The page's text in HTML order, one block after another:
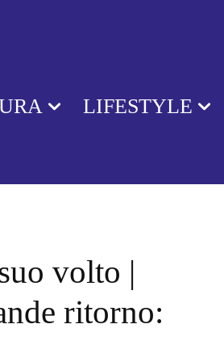
LIFESTYLE
volto |
ritorno: